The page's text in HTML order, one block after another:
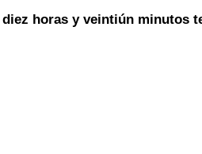
diez horas y veintiún minutos